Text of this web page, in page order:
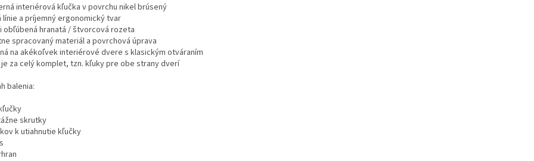
interiérová kľučka v povrchu nikel brúsený
línie a príjemný ergonomický tvar
obľúbená hranatá / štvorcová rozeta
spracovaný materiál a povrchová úprava
na akékoľvek interiérové ​​dvere s klasickým otváraním
za celý komplet, tzn. kľuky pre obe strany dverí
balenia:
skrutky
k utiahnutie kľučky